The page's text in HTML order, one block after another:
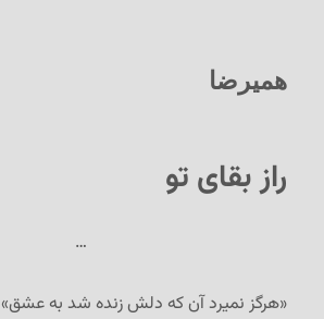
همیرضا
راز بقای تو
…
«هرگز نمیرد آن که دلش زنده شد به عشق»